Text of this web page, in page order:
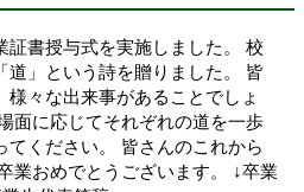
証書授与式を実施しました。 校
道」という詩を贈りました。 皆
様々な出来事があることでしょ
面に応じてそれぞれの道を一歩
てください。 皆さんのこれから
業おめでとうございます。 ↓卒業